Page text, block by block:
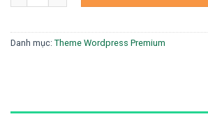
Danh mục: Theme Wordpress Premium